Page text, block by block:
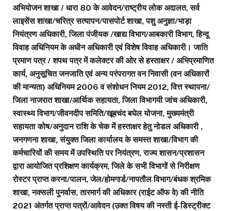
अभियोजन शाखा / धारा 80 के आवेदन/राष्ट्रीय लोक अदालत, सर्व
लाइसेंस शाखा/चरित्र सत्यापन/पासपोर्ट शाखा, पशु अनुज्ञा/भाड़ा
नियंत्रण अधिकारी, जिला पंजीयक /खाद्य विभाग/आबकारी विभाग, हिन्दू
विवाह अधिनियम के अधीन अधिकारी एवं विशेष विवाह अधिकारी। जाति
प्रमाण पत्र / शपथ पत्र में कलेक्टर की ओर से हस्ताक्षर / अभिप्रमाणित
कार्य, अनुसूचित जनजाति एवं अन्य परंपरागत वन निवासी (वन अधिकारों
की मान्यता) अधिनियम 2006 व संशोधन नियम 2012, वित्त स्थापना/
जिला नाजरात शाखा/आर्थिक सहायता, जिला विभागयी जांच अधिकारी,
स्वास्थ्य विभाग/जीवनदीप समिति/खूबचंद बघेल योजना, मुख्यमंत्री
सहायता कोष/अनुदान राशि के चेक में हस्ताक्षर हेतु नोडल अधिकारी ,
जनगणना शाखा, संयुक्त जिला कार्यालय के समस्त शाखा/विभाग की
कर्मचारियों की समय में उपस्थिति पर नियंत्रण, राज्य शासन/प्रशासन
द्वारा आयोजित प्रशिक्षण कार्यक्रम, जिले के सभी विभागों से निरीक्षण
रोस्टर प्राप्त करना/पालन, जेल/होमगार्ड/नापतौल विभाग/बंधक श्रमिक
शाखा, नक्सली पुनर्वास, तारमार्ग की अधिकार (राईट ऑफ वे) की नीति
2021 अंतर्गत प्राप्त पत्रों/आवेदन (उक्त विषय की नस्ती ई-डिस्ट्रीक्ट